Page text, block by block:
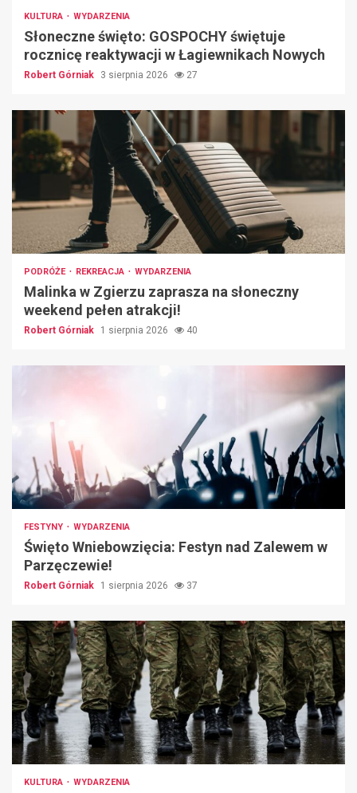
KULTURA WYDARZENIA
Słoneczne święto: GOSPOCHY świętuje
rocznicę reaktywacji w Łagiewnikach Nowych
Robert Górniak 3 sierpnia 2026 27
PODRÓŻE REKREACJA WYDARZENIA
Malinka w Zgierzu zaprasza na słoneczny
weekend pełen atrakcji!
Robert Górniak 1 sierpnia 2026 40
FESTYNY WYDARZENIA
Święto Wniebowzięcia: Festyn nad Zalewem w
Parzęczewie!
Robert Górniak 1 sierpnia 2026 37
KULTURA WYDARZENIA